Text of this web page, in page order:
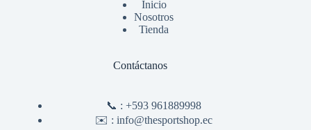
Inicio
Nosotros
Tienda
Contáctanos
📞 :+593 961889998
✉️ :info@thesportshop.ec